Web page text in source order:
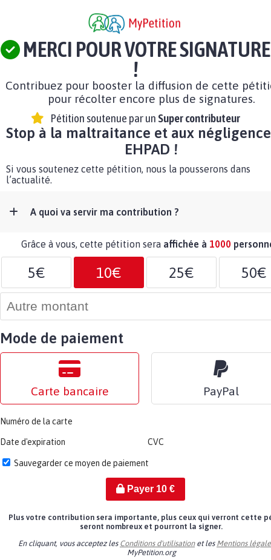
MERCI POUR VOTRE SIGNATURE
!
Contribuez pour booster la diffusion de cette
pour récolter encore plus de signatures.
Pétition soutenue par un Super contributeur
Stop à la maltraitance et aux
EHPAD !
Si vous soutenez cette pétition, nous la pousserons dans
l’actualité.
A quoi va servir ma contribution ?
Grâce à vous, cette pétition sera affichée à 1000
5€ 10€ 25€ 50€
Mode de paiement
Carte bancaire PayPal
Numéro de la carte
Date d'expiration CVC
Sauvegarder ce moyen de paiement
Payer 10€
Plus votre contribution sera importante, plus ceux qui verront cette
seront nombreux et pourront la signer.
En cliquant, vous acceptez les Conditions d'utilisationet les Mentions
MyPetition.org